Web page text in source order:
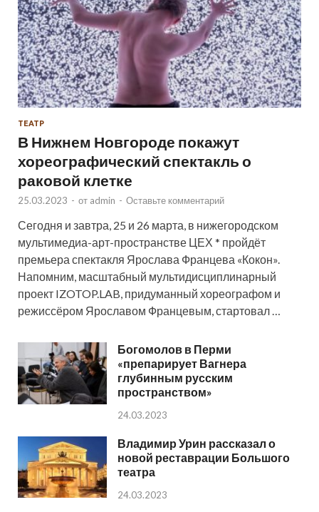
ТЕАТР
В Нижнем Новгороде покажут
хореографический спектакль о
раковой клетке
25.03.2023 - от admin - Оставьте комментарий
Сегодня и завтра, 25 и 26 марта, в нижегородском
мультимедиа-арт-пространстве ЦЕХ * пройдёт
премьера спектакля Ярослава Францева «Кокон».
Напомним, масштабный мультидисциплинарный
проект IZOTOP.LAB, придуманный хореографом и
режиссёром Ярославом Францевым, стартовал …
Богомолов в Перми
«препарирует Вагнера
глубинным русским
пространством»
24.03.2023
Владимир Урин рассказал о
новой реставрации Большого
театра
24.03.2023